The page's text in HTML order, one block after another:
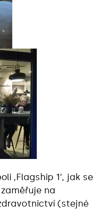
‚Flagship 1‘, jak se
na
(stejné